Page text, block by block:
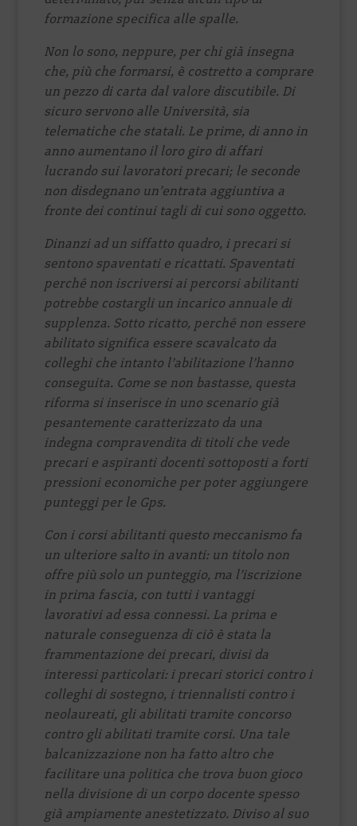
formazione specifica alle spalle.
Non lo sono, neppure, per chi già insegna
che, più che formarsi, è costretto a comprare
un pezzo di carta dal valore discutibile. Di
sicuro servono alle Università, sia
telematiche che statali. Le prime, di anno in
anno aumentano il loro giro di affari
lucrando sui lavoratori precari; le seconde
non disdegnano un’entrata aggiuntiva a
fronte dei continui tagli di cui sono oggetto.
Dinanzi ad un siffatto quadro, i precari si
sentono spaventati e ricattati. Spaventati
perché non iscriversi ai percorsi abilitanti
potrebbe costargli un incarico annuale di
supplenza. Sotto ricatto, perché non essere
abilitato significa essere scavalcato da
colleghi che intanto l’abilitazione l’hanno
conseguita. Come se non bastasse, questa
riforma si inserisce in uno scenario già
pesantemente caratterizzato da una
indegna compravendita di titoli che vede
precari e aspiranti docenti sottoposti a forti
pressioni economiche per poter aggiungere
punteggi per le Gps.
Con i corsi abilitanti questo meccanismo fa
un ulteriore salto in avanti: un titolo non
offre più solo un punteggio, ma l’iscrizione
in prima fascia, con tutti i vantaggi
lavorativi ad essa connessi. La prima e
naturale conseguenza di ciò è stata la
frammentazione dei precari, divisi da
interessi particolari: i precari storici contro i
colleghi di sostegno, i triennalisti contro i
neolaureati, gli abilitati tramite concorso
contro gli abilitati tramite corsi. Una tale
balcanizzazione non ha fatto altro che
facilitare una politica che trova buon gioco
nella divisione di un corpo docente spesso
già ampiamente anestetizzato. Diviso al suo